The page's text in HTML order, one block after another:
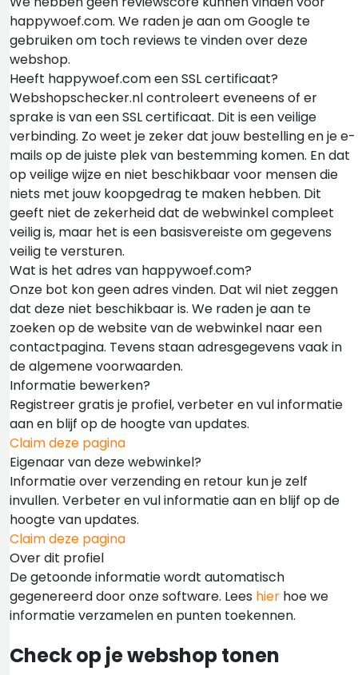
happywoef.com. We raden je aan om Google te
gebruiken om toch reviews te vinden over deze
webshop.
Heeft happywoef.com een SSL certificaat?
Webshopschecker.nl controleert eveneens of er
sprake is van een SSL certificaat. Dit is een veilige
verbinding. Zo weet je zeker dat jouw bestelling en je e-
mails op de juiste plek van bestemming komen. En dat
op veilige wijze en niet beschikbaar voor mensen die
niets met jouw koopgedrag te maken hebben. Dit
geeft niet de zekerheid dat de webwinkel compleet
veilig is, maar het is een basisvereiste om gegevens
veilig te versturen.
Wat is het adres van happywoef.com?
Onze bot kon geen adres vinden. Dat wil niet zeggen
dat deze niet beschikbaar is. We raden je aan te
zoeken op de website van de webwinkel naar een
contactpagina. Tevens staan adresgegevens vaak in
de algemene voorwaarden.
Informatie bewerken?
Registreer gratis je profiel, verbeter en vul informatie
aan en blijf op de hoogte van updates.
Claim deze pagina
Eigenaar van deze webwinkel?
Informatie over verzending en retour kun je zelf
invullen. Verbeter en vul informatie aan en blijf op de
hoogte van updates.
Claim deze pagina
Over dit profiel
De getoonde informatie wordt automatisch
gegenereerd door onze software. Lees hier hoe we
informatie verzamelen en punten toekennen.
Check op je webshop tonen